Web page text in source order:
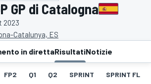
GP di Catalogna
2023
Catalunya, ES
in direttaRisultatiNotizie
FP2 Q1 Q2 SPRINT SPRINT FL